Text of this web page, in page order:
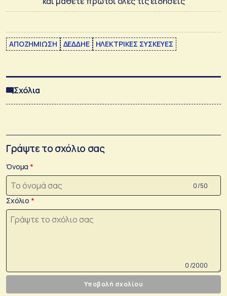
ΑΠΟΖΗΜΙΩΣΗ ΔΕΔΔΗΕ ΗΛΕΚΤΡΙΚΕΣ ΣΥΣΚΕΥΕΣ
Σχόλια
Γράψτε το σχόλιο σας
Όνομα
0 /50
Σχόλιο
0 /2000
Υποβολή σχολίου